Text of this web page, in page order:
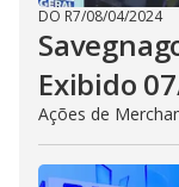
DO R7/08/04/2024
Exibido
Ações de